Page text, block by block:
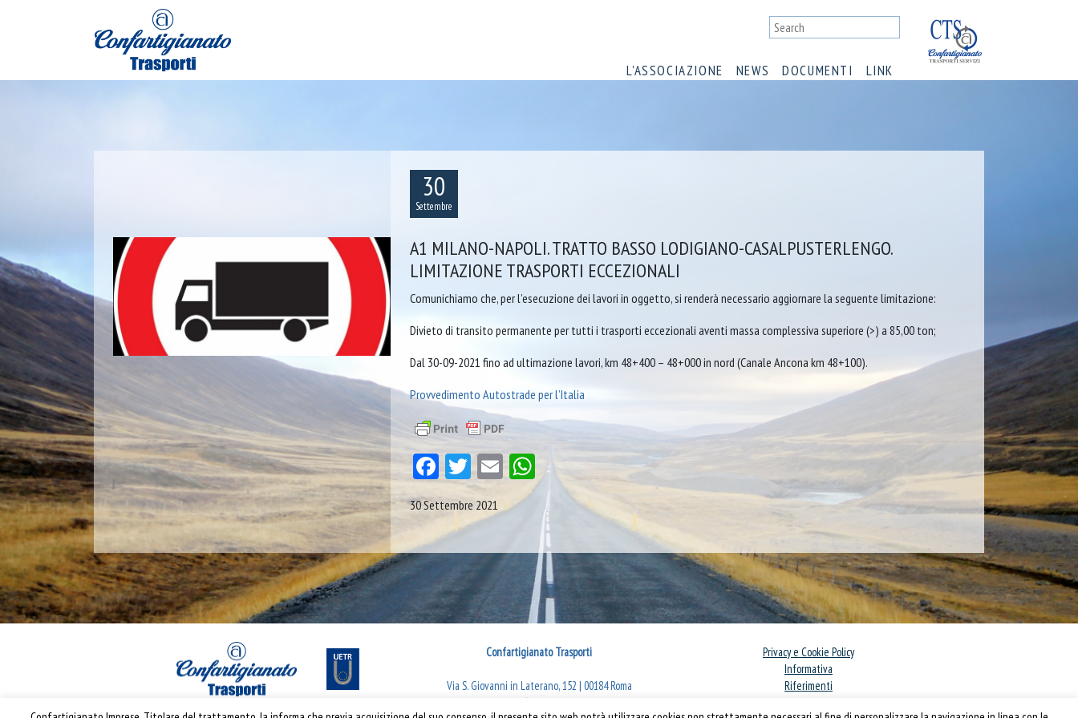
L’ASSOCIAZIONE NEWS DOCUMENTI LINK
30
Settembre
A1 MILANO-NAPOLI. TRATTO BASSO LODIGIANO-CASALPUSTERLENGO.
LIMITAZIONE TRASPORTI ECCEZIONALI
Comunichiamo che, per l’esecuzione dei lavori in oggetto, si renderà necessario aggiornare la seguente limitazione:
Divieto di transito permanente per tutti i trasporti eccezionali aventi massa complessiva superiore (>) a 85,00 ton;
Dal 30-09-2021 fino ad ultimazione lavori, km 48+400 – 48+000 in nord (Canale Ancona km 48+100).
Provvedimento Autostrade per l’Italia
Facebook
Twitter
EmailWhatsApp
30 Settembre 2021
Confartigianato Trasporti
Via S. Giovanni in Laterano, 152 | 00184 Roma
T: 06 70374.275
Privacy e Cookie Policy
Informativa
Riferimenti
Powered byHorace